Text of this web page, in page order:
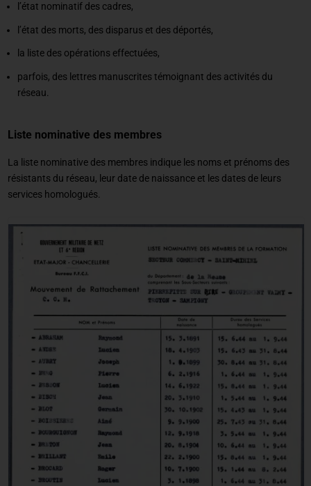
l’état nominatif des cadres,
l’état des morts, des disparus et des déportés,
la liste des opérations effectuées,
parfois, des lettres manuscrites témoignant des activités du
réseau.
Liste nominative des membres
La liste nominative des membres indique les noms et prénoms des
résistants du réseau, leur date de naissance et les dates de leurs
services homologués.